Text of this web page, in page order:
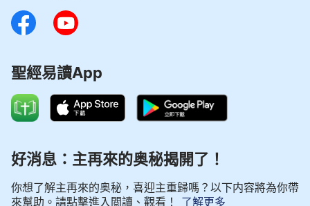
不包裹偽裝把真實的自己亮出來，能夠擺在神面前接
受神的鑒察，做事說話該一是一、二是二，不為了維
福稱許。我若敞開自己的不足與缺少，虛心聽取別人
的建議，吸取別人身上的長處，工作起來不就輕鬆多
了嗎？
氣，就把自己不懂的地方向同事尋問。讓我想不到的
是，同事並沒有小看笑話我，反而很有耐心地幫助
聖經易讀App
好消息：主再來的奥秘揭開了！
你想了解主再來的奥秘，喜迎主重歸嗎？以下内容將為你帶
來幫助。請點擊進入閲讀、觀看！
了解更多